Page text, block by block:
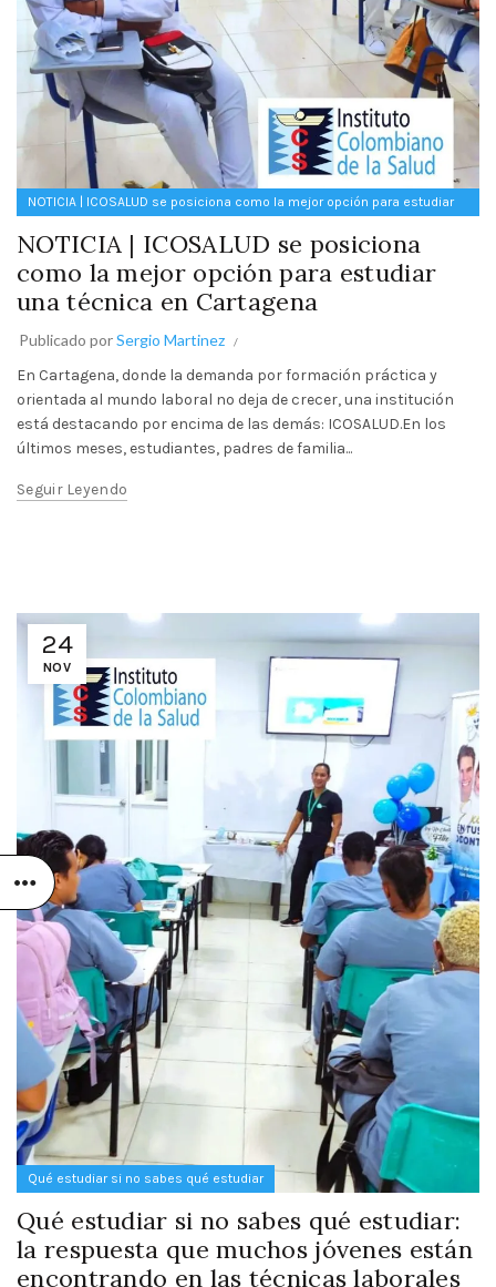
NOTICIA | ICOSALUD se posiciona como la mejor opción para estudiar
NOTICIA | ICOSALUD se posiciona
como la mejor opción para estudiar
una técnica en Cartagena
Publicado porSergio Martinez
En Cartagena, donde la demanda por formación práctica y
orientada al mundo laboral no deja de crecer, una institución
está destacando por encima de las demás: ICOSALUD.En los
últimos meses, estudiantes, padres de familia...
Seguir Leyendo
24
NOV
Qué estudiar si no sabes qué estudiar
Qué estudiar si no sabes qué estudiar:
la respuesta que muchos jóvenes están
encontrando en las técnicas laborales